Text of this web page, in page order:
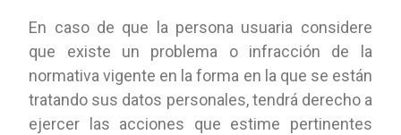
En caso de que la persona usuaria considere
que existe un problema o infracción de la
normativa vigente en la forma en la que se están
tratando sus datos personales, tendrá derecho a
ejercer las acciones que estime pertinentes